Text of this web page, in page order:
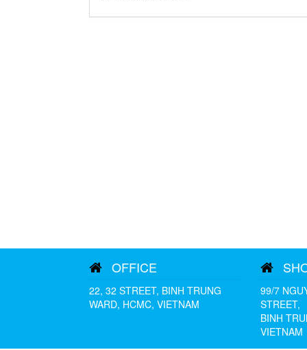
OFFICE
22, 32 STREET, BINH TRUNG
WARD, HCMC, VIETNAM
99/7
STREET,
BINH
VIETNAM